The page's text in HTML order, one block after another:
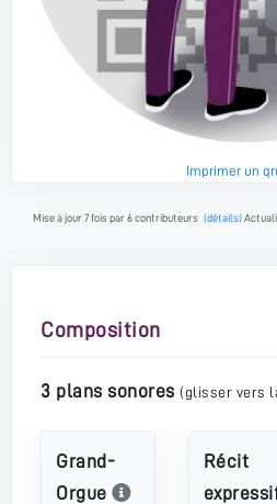
Composition
3 plans sonores (glisser vers
Grand-
Orgue
Récit
Imprimer un
Mise à jour 7 fois par 6 contributeurs (détails)